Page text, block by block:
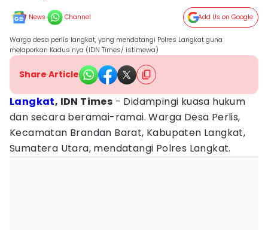
News Channel Add Us on Google
Warga desa perlis langkat, yang mendatangi Polres Langkat guna
melaporkan Kadus nya (IDN Times/ istimewa)
Share Article
Langkat, IDN Times - Didampingi kuasa hukum
dan secara beramai-ramai. Warga Desa Perlis,
Kecamatan Brandan Barat, Kabupaten Langkat,
Sumatera Utara, mendatangi Polres Langkat.